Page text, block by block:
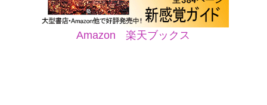
Amazon 楽天ブックス